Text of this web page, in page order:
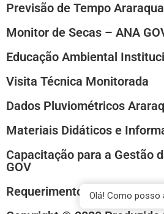
Previsão de Tempo
Monitor de Secas – ANA
Educação Ambiental
Visita Técnica Monitorada
Dados Pluviométricos
Materiais Didáticos e
Capacitação para a Gestão
GOV
Requerimento Padrão
Olá! Como posso